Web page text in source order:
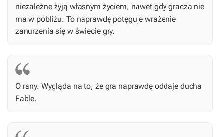
niezależne żyją własnym życiem, nawet gdy gracza nie
ma w pobliżu. To naprawdę potęguje wrażenie
zanurzenia się w świecie gry.
O rany. Wygląda na to, że gra naprawdę oddaje ducha
Fable.